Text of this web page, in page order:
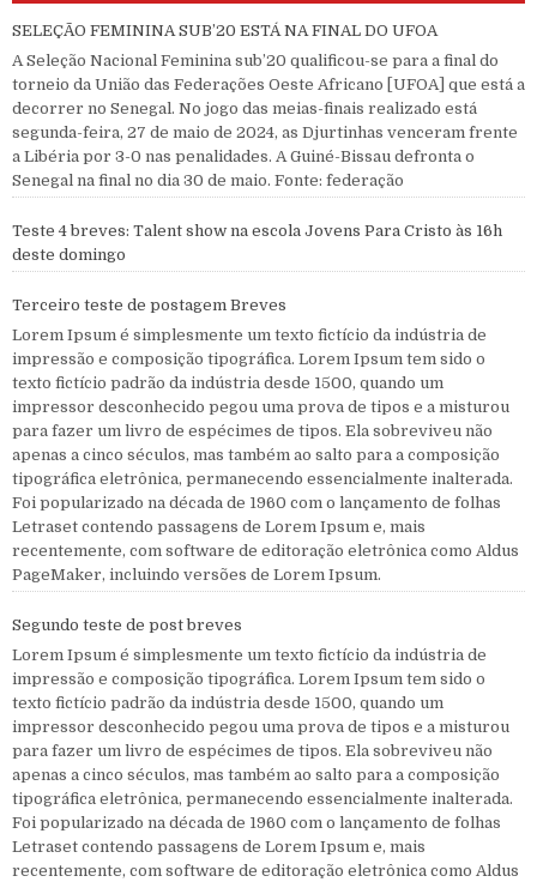
SELEÇÃO FEMININA SUB’20 ESTÁ NA FINAL DO UFOA
A Seleção Nacional Feminina sub’20 qualificou-se para a final do
torneio da União das Federações Oeste Africano [UFOA] que está a
decorrer no Senegal. No jogo das meias-finais realizado está
segunda-feira, 27 de maio de 2024, as Djurtinhas venceram frente
a Libéria por 3-0 nas penalidades. A Guiné-Bissau defronta o
Senegal na final no dia 30 de maio. Fonte: federação
Teste 4 breves: Talent show na escola Jovens Para Cristo às 16h
deste domingo
Terceiro teste de postagem Breves
Lorem Ipsum é simplesmente um texto fictício da indústria de
impressão e composição tipográfica. Lorem Ipsum tem sido o
texto fictício padrão da indústria desde 1500, quando um
impressor desconhecido pegou uma prova de tipos e a misturou
para fazer um livro de espécimes de tipos. Ela sobreviveu não
apenas a cinco séculos, mas também ao salto para a composição
tipográfica eletrônica, permanecendo essencialmente inalterada.
Foi popularizado na década de 1960 com o lançamento de folhas
Letraset contendo passagens de Lorem Ipsum e, mais
recentemente, com software de editoração eletrônica como Aldus
PageMaker, incluindo versões de Lorem Ipsum.
Segundo teste de post breves
Lorem Ipsum é simplesmente um texto fictício da indústria de
impressão e composição tipográfica. Lorem Ipsum tem sido o
texto fictício padrão da indústria desde 1500, quando um
impressor desconhecido pegou uma prova de tipos e a misturou
para fazer um livro de espécimes de tipos. Ela sobreviveu não
apenas a cinco séculos, mas também ao salto para a composição
tipográfica eletrônica, permanecendo essencialmente inalterada.
Foi popularizado na década de 1960 com o lançamento de folhas
Letraset contendo passagens de Lorem Ipsum e, mais
recentemente, com software de editoração eletrônica como Aldus